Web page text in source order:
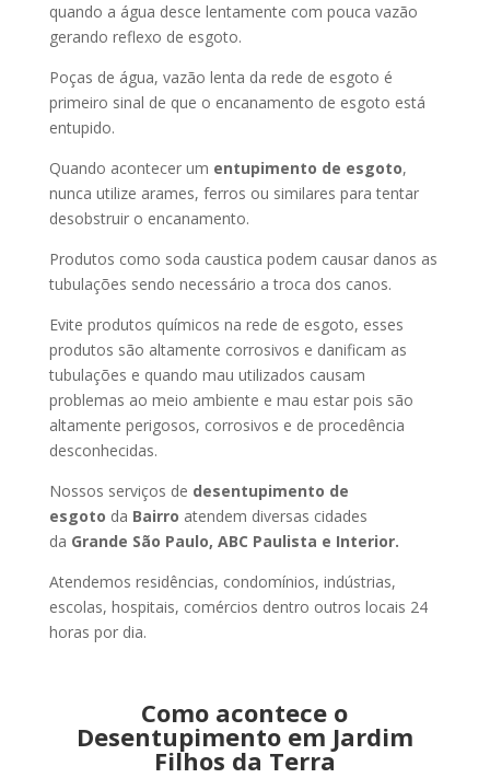
quando a água desce lentamente com pouca vazão
gerando reflexo de esgoto.
Poças de água, vazão lenta da rede de esgoto é
primeiro sinal de que o encanamento de esgoto está
entupido.
Quando acontecer um entupimento de esgoto,
nunca utilize arames, ferros ou similares para tentar
desobstruir o encanamento.
Produtos como soda caustica podem causar danos as
tubulações sendo necessário a troca dos canos.
Evite produtos químicos na rede de esgoto, esses
produtos são altamente corrosivos e danificam as
tubulações e quando mau utilizados causam
problemas ao meio ambiente e mau estar pois são
altamente perigosos, corrosivos e de procedência
desconhecidas.
Nossos serviços de desentupimento de
esgoto da Bairro atendem diversas cidades
da Grande São Paulo, ABC Paulista e Interior.
Atendemos residências, condomínios, indústrias,
escolas, hospitais, comércios dentro outros locais 24
horas por dia.
Como acontece o
Desentupimento em Jardim
Filhos da Terra